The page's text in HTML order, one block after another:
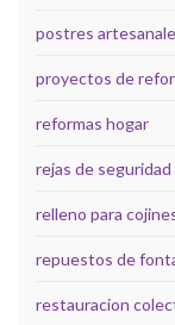
postres
proyectos de
reformas hogar
rejas de seguridad
relleno para
repuestos de
restauracion